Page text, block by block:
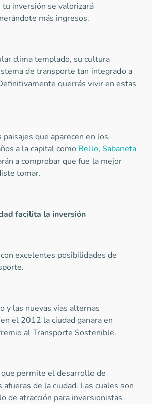
inversión se valorizará
más ingresos.
clima templado, su cultura
de transporte tan integrado a
querrás vivir en estas
que aparecen en los
a la capital como Bello, Sabaneta
a comprobar que fue la mejor
tomar.
facilita la inversión
excelentes posibilidades de
y las nuevas vías alternas
el 2012 la ciudad ganara en
al Transporte Sostenible.
permite el desarrollo de
afueras de la ciudad. Las cuales son
de atracción para inversionistas